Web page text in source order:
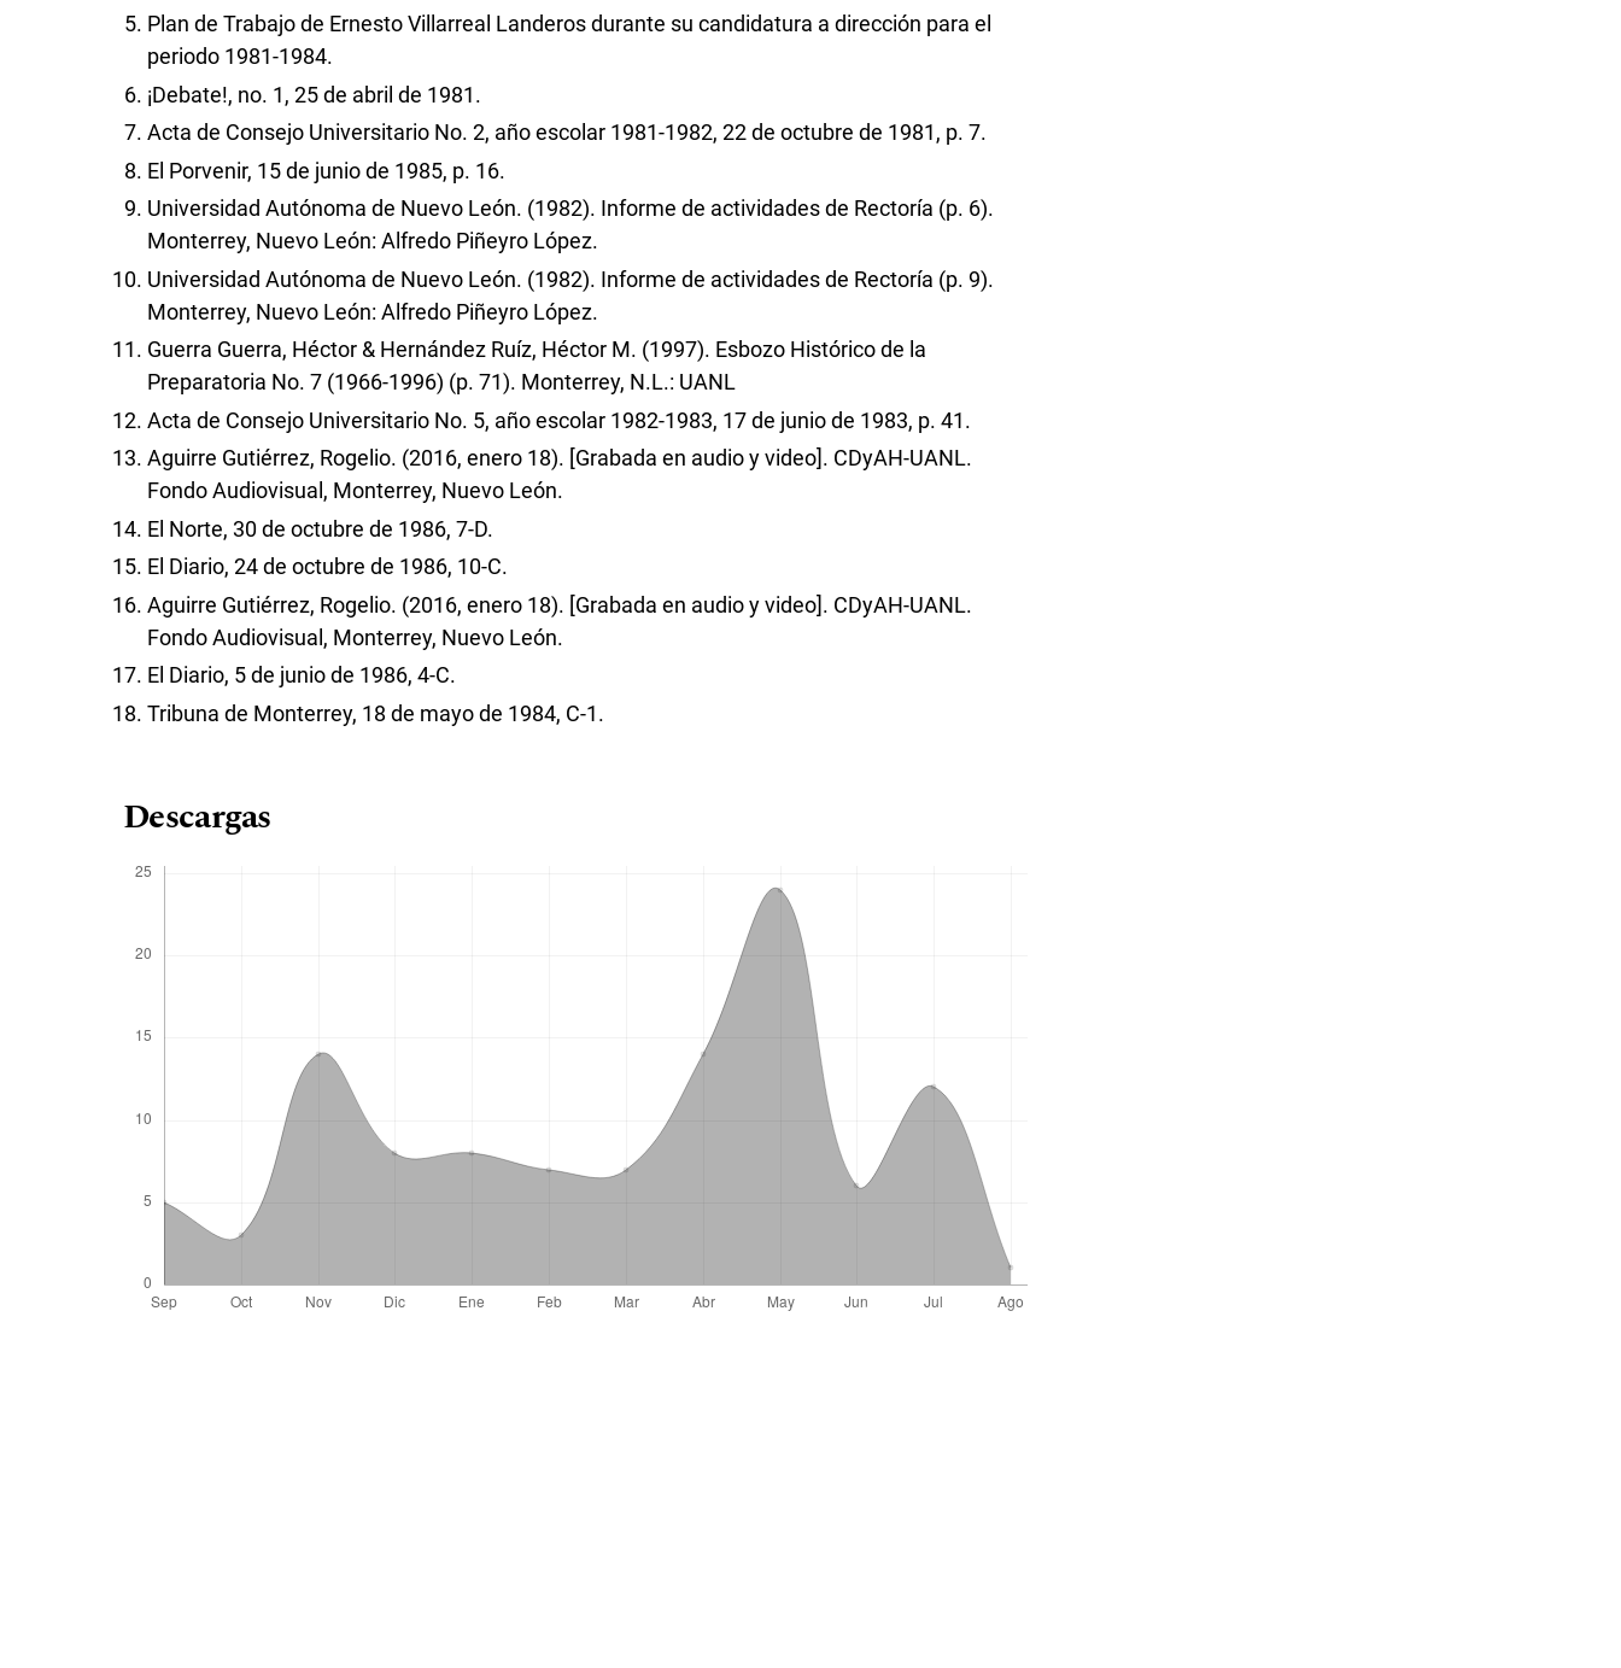
Plan de Trabajo de Ernesto Villarreal Landeros durante su candidatura a dirección para el
periodo 1981-1984.
¡Debate!, no. 1, 25 de abril de 1981.
Acta de Consejo Universitario No. 2, año escolar 1981-1982, 22 de octubre de 1981, p. 7.
El Porvenir, 15 de junio de 1985, p. 16.
Universidad Autónoma de Nuevo León. (1982). Informe de actividades de Rectoría (p. 6).
Monterrey, Nuevo León: Alfredo Piñeyro López.
Universidad Autónoma de Nuevo León. (1982). Informe de actividades de Rectoría (p. 9).
Monterrey, Nuevo León: Alfredo Piñeyro López.
Guerra Guerra, Héctor & Hernández Ruíz, Héctor M. (1997). Esbozo Histórico de la
Preparatoria No. 7 (1966-1996) (p. 71). Monterrey, N.L.: UANL
Acta de Consejo Universitario No. 5, año escolar 1982-1983, 17 de junio de 1983, p. 41.
Aguirre Gutiérrez, Rogelio. (2016, enero 18). [Grabada en audio y video]. CDyAH-UANL.
Fondo Audiovisual, Monterrey, Nuevo León.
El Norte, 30 de octubre de 1986, 7-D.
El Diario, 24 de octubre de 1986, 10-C.
Aguirre Gutiérrez, Rogelio. (2016, enero 18). [Grabada en audio y video]. CDyAH-UANL.
Fondo Audiovisual, Monterrey, Nuevo León.
El Diario, 5 de junio de 1986, 4-C.
Tribuna de Monterrey, 18 de mayo de 1984, C-1.
Descargas